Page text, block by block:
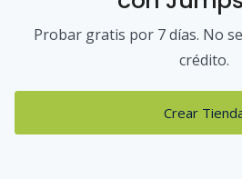
Probar gratis por 7 días. No
crédito.
Crear